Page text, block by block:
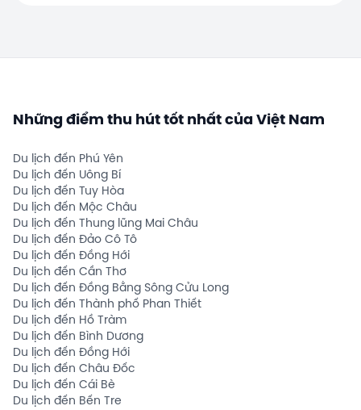
Những điểm thu hút tốt nhất của Việt Nam
Du lịch đến Phú Yên
Du lịch đến Uông Bí
Du lịch đến Tuy Hòa
Du lịch đến Mộc Châu
Du lịch đến Thung lũng Mai Châu
Du lịch đến Đảo Cô Tô
Du lịch đến Đồng Hới
Du lịch đến Cần Thơ
Du lịch đến Đồng Bằng Sông Cửu Long
Du lịch đến Thành phố Phan Thiết
Du lịch đến Hồ Tràm
Du lịch đến Bình Dương
Du lịch đến Đồng Hới
Du lịch đến Châu Đốc
Du lịch đến Cái Bè
Du lịch đến Bến Tre